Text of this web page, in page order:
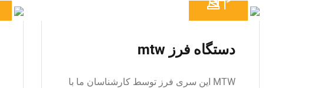
دستگاه فرز mtw
MTW این سری فرز توسط کارشناسان ما با